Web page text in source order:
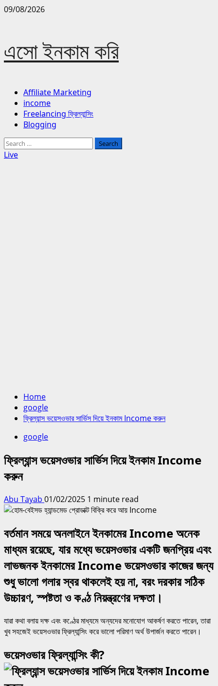
Skip
09/08/2026
এসো ইনকাম করি
Primary
Menu
Affiliate Marketing
income
Freelancing ফ্রিল্যান্সিং
Blogging
Search
for:
Live
Home
google
ফ্রিল্যান্স ভয়েসওভার সার্ভিস দিয়ে ইনকাম Income করুন
google
ফ্রিল্যান্স ভয়েসওভার সার্ভিস দিয়ে ইনকাম Income
করুন
Abu Tayab 01/02/2025 1 minute read
বর্তমান সময়ে অনলাইনে ইনকামের Income অনেক
মাধ্যম রয়েছে, যার মধ্যে ভয়েসওভার একটি জনপ্রিয় এবং
লাভজনক ইনকামের Income ভয়েসওভার কাজের জন্য
শুধু ভালো গলার স্বর থাকলেই হয় না, বরং দরকার সঠিক
উচ্চারণ, স্পষ্টতা ও কণ্ঠ নিয়ন্ত্রণের দক্ষতা।
যারা কথা বলায় দক্ষ এবং কণ্ঠের মাধ্যমে অন্যদের মনোযোগ আকর্ষণ করতে পারেন, তারা
খুব সহজেই ভয়েসওভার ফ্রিল্যান্সিং করে ভালো পরিমাণ অর্থ উপার্জন করতে পারেন।
ভয়েসওভার ফ্রিল্যান্সিং কী?